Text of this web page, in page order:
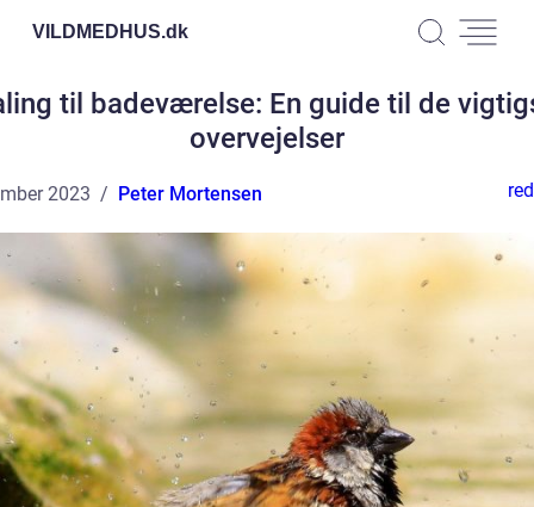
VILDMEDHUS.dk
til badeværelse: En guide til de
overvejelser
2023 Peter Mortensen